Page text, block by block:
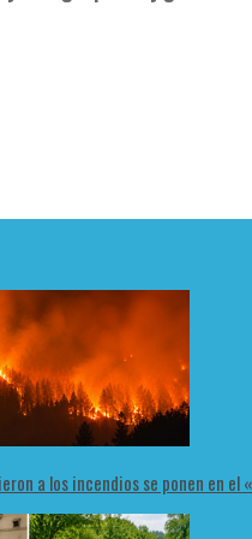
a los incendios se ponen en